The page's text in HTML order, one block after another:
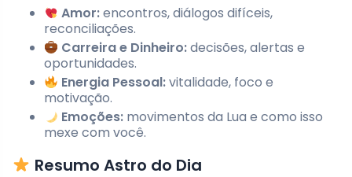
Amor:encontros, diálogos difíceis,
reconciliações.
Carreira e Dinheiro:decisões, alertas e
oportunidades.
Energia Pessoal:vitalidade, foco e
motivação.
Emoções: movimentos da Lua e como isso
mexe com você.
Resumo Astro do Dia